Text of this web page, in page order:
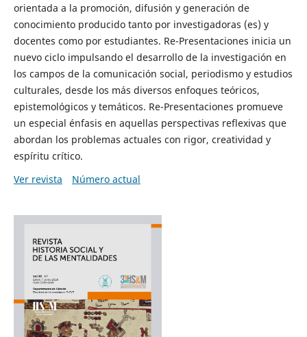
orientada a la promoción, difusión y generación de
conocimiento producido tanto por investigadoras (es) y
docentes como por estudiantes. Re-Presentaciones inicia un
nuevo ciclo impulsando el desarrollo de la investigación en
los campos de la comunicación social, periodismo y estudios
culturales, desde los más diversos enfoques teóricos,
epistemológicos y temáticos. Re-Presentaciones promueve
un especial énfasis en aquellas perspectivas reflexivas que
abordan los problemas actuales con rigor, creatividad y
espíritu crítico.
Ver revista
Número actual